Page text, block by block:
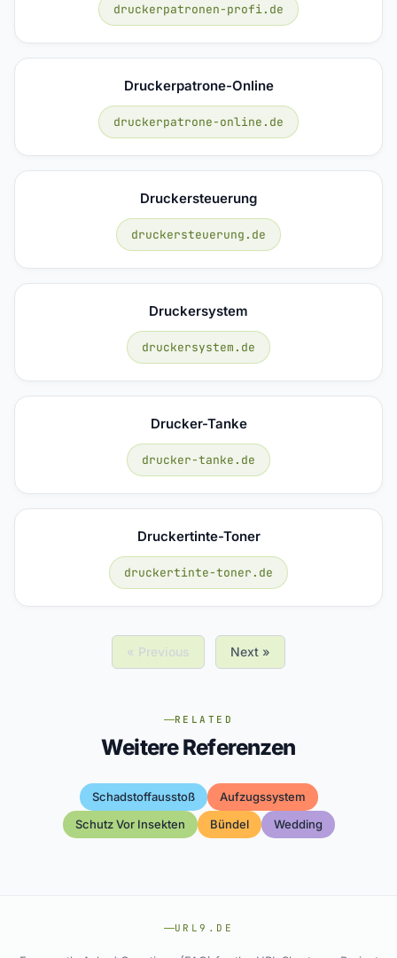
druckerpatronen-profi.de
Druckerpatrone-Online
druckerpatrone-online.de
Druckersteuerung
druckersteuerung.de
Druckersystem
druckersystem.de
Drucker-Tanke
drucker-tanke.de
Druckertinte-Toner
druckertinte-toner.de
« Previous Next »
RELATED
Weitere Referenzen
Schadstoffausstoß
Aufzugssystem
Schutz Vor Insekten
Bündel Wedding
URL9.DE